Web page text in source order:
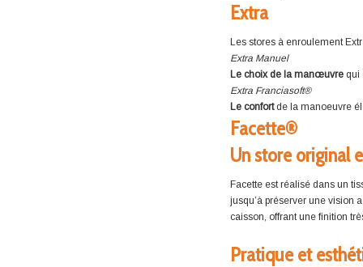
Extra
Les stores à enroulement
Extra Manuel
Le choix de la manœuvrequi
Extra Franciasoft®
Le confortde la manoeuvre
Facette®
Un store original
Facette est réalisé dans un
jusqu’à préserver une vision
caisson, offrant une finition
Pratique et